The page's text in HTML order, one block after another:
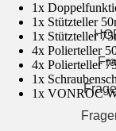
1x
1x Stützteller
1x Stützteller
4x Polierteller
4x Polierteller
1x
1x VONROC